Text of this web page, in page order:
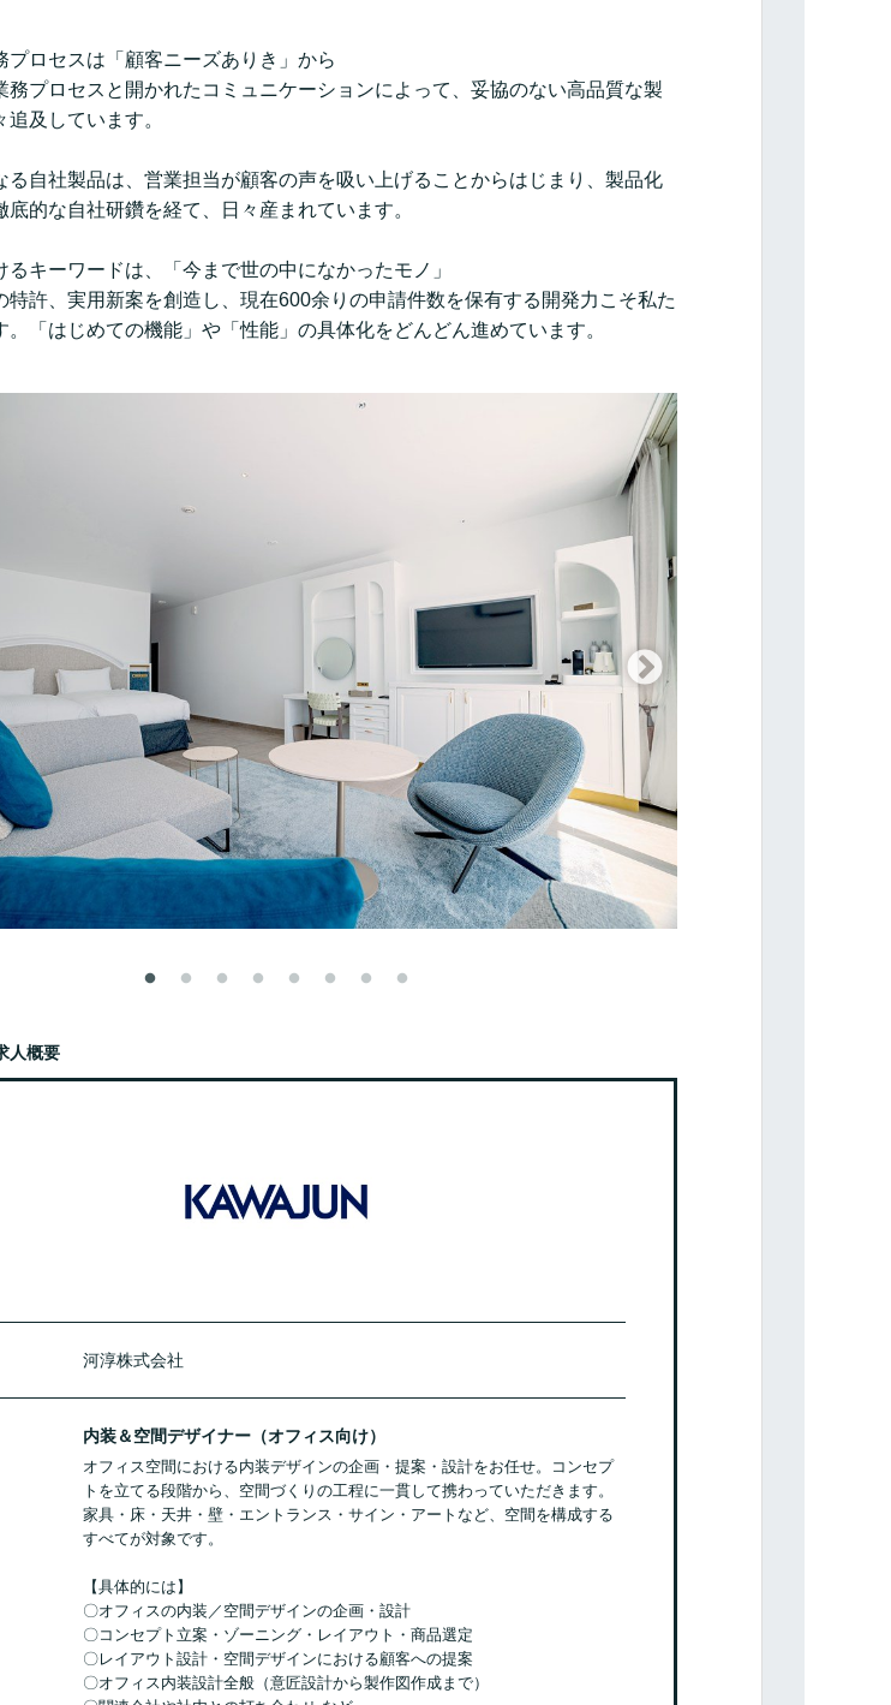
プロセスは「顧客ニーズありき」から
務プロセスと開かれたコミュニケーションによって、妥協のない高品質な製
及しています。
る自社製品は、営業担当が顧客の声を吸い上げることからはじまり、製品化
底的な自社研鑽を経て、日々産まれています。
るキーワードは、「今まで世の中になかったモノ」
特許、実用新案を創造し、現在600余りの申請件数を保有する開発力こそ私た
。「はじめての機能」や「性能」の具体化をどんどん進めています。
人概要
河淳株式会社
内装＆空間デザイナー（オフィス向け）
オフィス空間における内装デザインの企画・提案・設計をお任せ。コンセプ
トを立てる段階から、空間づくりの工程に一貫して携わっていただきます。
家具・床・天井・壁・エントランス・サイン・アートなど、空間を構成する
すべてが対象です。
【具体的には】
〇オフィスの内装／空間デザインの企画・設計
〇コンセプト立案・ゾーニング・レイアウト・商品選定
〇レイアウト設計・空間デザインにおける顧客への提案
〇オフィス内装設計全般（意匠設計から製作図作成まで）